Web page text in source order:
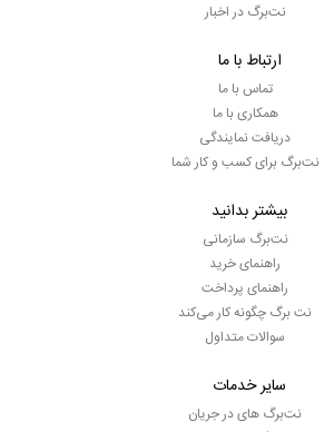
نت‌برگ در اخبار
ارتباط با ما
تماس با ما
همکاری با ما
دریافت نمایندگی
نت‌برگ برای کسب و کار شما
بیشتر بدانید
نت‌برگ سازمانی
راهنمای خرید
راهنمای پرداخت
نت برگ چگونه کار می‌کند
سوالات متداول
سایر خدمات
نت‌برگ های در جریان